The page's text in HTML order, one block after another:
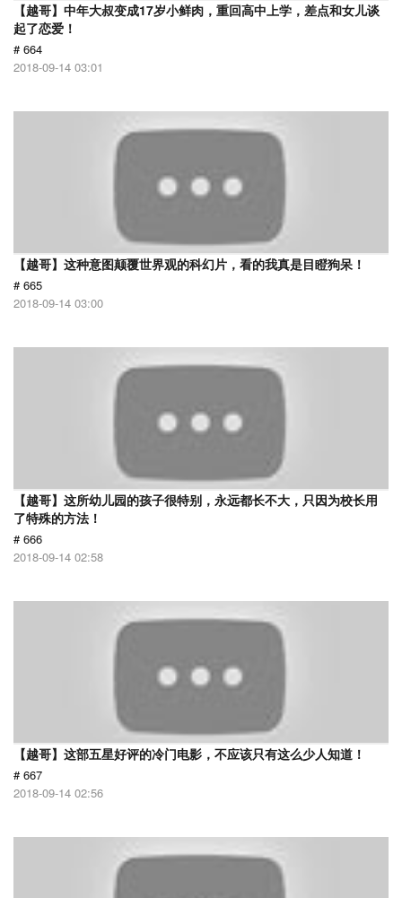
【越哥】中年大叔变成17岁小鲜肉，重回高中上学，差点和女儿谈
起了恋爱！
# 664
2018-09-14 03:01
【越哥】这种意图颠覆世界观的科幻片，看的我真是目瞪狗呆！
# 665
2018-09-14 03:00
【越哥】这所幼儿园的孩子很特别，永远都长不大，只因为校长用
了特殊的方法！
# 666
2018-09-14 02:58
【越哥】这部五星好评的冷门电影，不应该只有这么少人知道！
# 667
2018-09-14 02:56